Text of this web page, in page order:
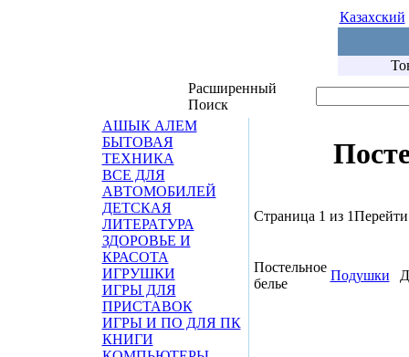
Казахский
Расширенный
Поиск
АШЫК АЛЕМ
БЫТОВАЯ
ТЕХНИКА
ВСЕ ДЛЯ
АВТОМОБИЛЕЙ
ДЕТСКАЯ
ЛИТЕРАТУРА
ЗДОРОВЬЕ И
КРАСОТА
ИГРУШКИ
ИГРЫ ДЛЯ
ПРИСТАВОК
ИГРЫ И ПО ДЛЯ ПК
КНИГИ
Страница 1 из 1
Постельное
белье
Подушки